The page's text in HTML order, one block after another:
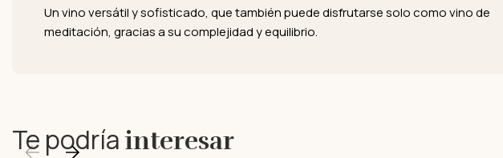
Un vino versátil y sofisticado, que también puede disfrutarse solo como vino de
meditación, gracias a su complejidad y equilibrio.
Te podríainteresar